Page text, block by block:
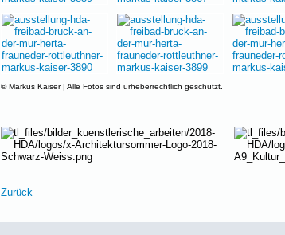
© Markus Kaiser | Alle Fotos sind urheberrechtlich geschützt.
Zurück